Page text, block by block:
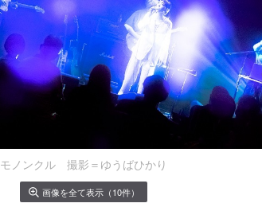
モノンクル 撮影＝ゆうばひかり
画像を全て表示（10件）